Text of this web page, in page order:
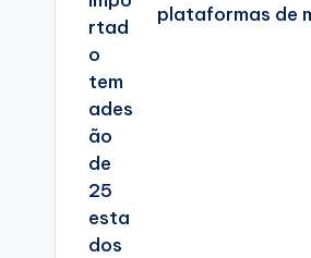
plataformas de